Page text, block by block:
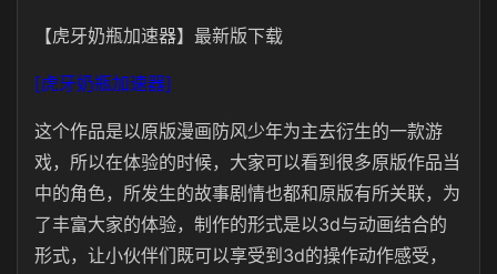
【虎牙奶瓶加速器】最新版下载
[虎牙奶瓶加速器]
这个作品是以原版漫画防风少年为主去衍生的一款游
戏，所以在体验的时候，大家可以看到很多原版作品当
中的角色，所发生的故事剧情也都和原版有所关联，为
了丰富大家的体验，制作的形式是以3d与动画结合的
形式，让小伙伴们既可以享受到3d的操作动作感受，